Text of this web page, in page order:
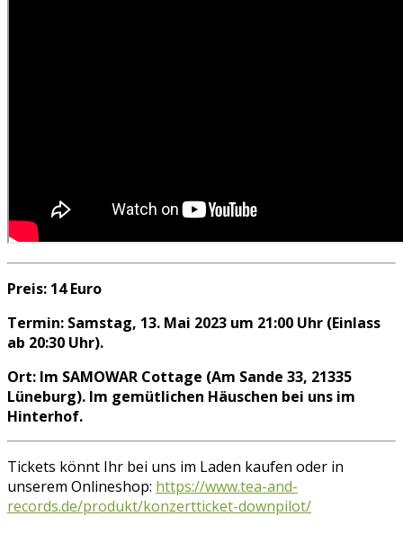
Preis: 14 Euro
Termin: Samstag, 13. Mai 2023 um 21:00 Uhr (Einlass
ab 20:30 Uhr).
Ort: Im SAMOWAR Cottage (Am Sande 33, 21335
Lüneburg). Im gemütlichen Häuschen bei uns im
Hinterhof.
Tickets könnt Ihr bei uns im Laden kaufen oder in
unserem Onlineshop: https://www.tea-and-
records.de/produkt/konzertticket-downpilot/